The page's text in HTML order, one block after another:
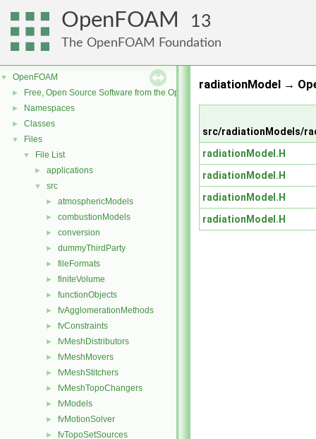
OpenFOAM 13
The OpenFOAM Foundation
▼ OpenFOAM
► Free, Open Source Software from the OpenFOAM Foundation
► Namespaces
► Classes
▼ Files
▼ File List
► applications
▼ src
► atmosphericModels
► combustionModels
► conversion
► dummyThirdParty
► fileFormats
► finiteVolume
► functionObjects
► fvAgglomerationMethods
► fvConstraints
► fvMeshDistributors
► fvMeshMovers
► fvMeshStitchers
► fvMeshTopoChangers
► fvModels
► fvMotionSolver
► fvTopoSetSources
radiationModel →
src/radiationModels/
radiationModel.H
radiationModel.H
radiationModel.H
radiationModel.H